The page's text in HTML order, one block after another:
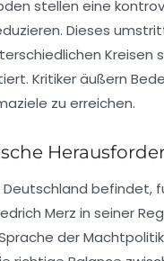
stellen eine
Dieses
Kreisen
Kritiker äußern
zu erreichen.
befindet,
Merz in seiner
der